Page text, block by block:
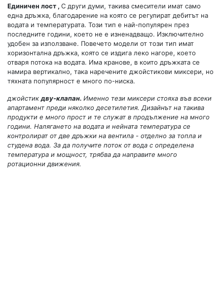
Единичен лост , С други думи, такива смесители имат само
една дръжка, благодарение на която се регулират дебитът на
водата и температурата. Този тип е най-популярен през
последните години, което не е изненадващо. Изключително
удобен за използване. Повечето модели от този тип имат
хоризонтална дръжка, която се издига леко нагоре, което
отваря потока на водата. Има кранове, в които дръжката се
намира вертикално, така наречените джойстикови миксери, но
тяхната популярност е много по-ниска.
джойстик дву-клапан. Именно тези миксери стояха във всеки
апартамент преди няколко десетилетия. Дизайнът на такива
продукти е много прост и те служат в продължение на много
години. Налягането на водата и нейната температура се
контролират от две дръжки на вентила - отделно за топла и
студена вода. За да получите поток от вода с определена
температура и мощност, трябва да направите много
ротационни движения.